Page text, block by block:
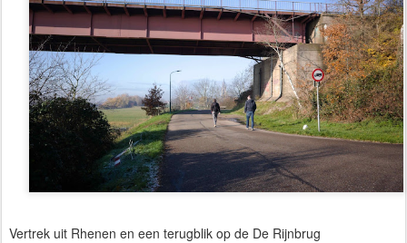
Vertrek uit Rhenen en een terugblik op de De Rijnbrug